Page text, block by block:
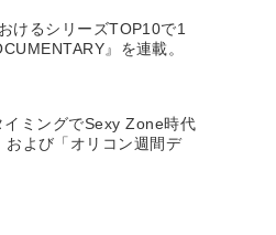
けるシリーズTOP10で1
』を連載。
ミングでSexy Zone時代
よび「オリコン週間デ